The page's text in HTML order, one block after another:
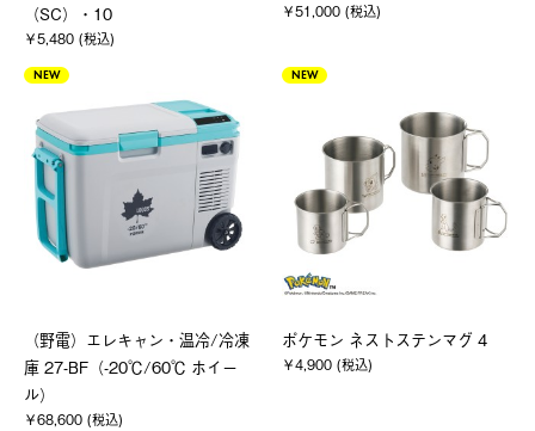
（SC）・10
￥5,480 (税込)
￥51,000 (税込)
NEW
（野電）エレキャン・温冷/冷凍
庫 27-BF（-20℃/60℃ ホイー
ル）
￥68,600 (税込)
NEW
ポケモン ネストステンマグ 4
￥4,900 (税込)